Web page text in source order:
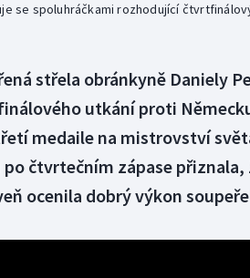
se spoluhráčkami rozhodující
střela obránkyně Daniely
utkání proti
medaile na mistrovství
čtvrtečním zápase přiznala,
ocenila dobrý výkon